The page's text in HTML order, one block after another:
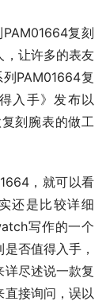
复刻
，让许多的表友
PAM01664复
入手》发布以
刻腕表的做工
，就可以看
还是比较详细
写作的一个
否值得入手，
尽述说一款复
接询问，误以